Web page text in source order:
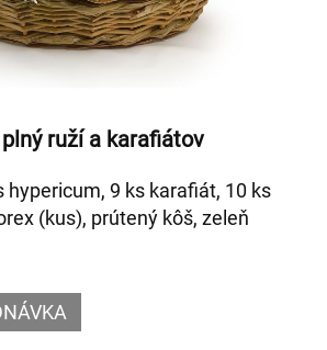
ruží a karafiátov
hypericum, 9 ks karafiát, 10 ks
(kus), prútený kôš, zeleň